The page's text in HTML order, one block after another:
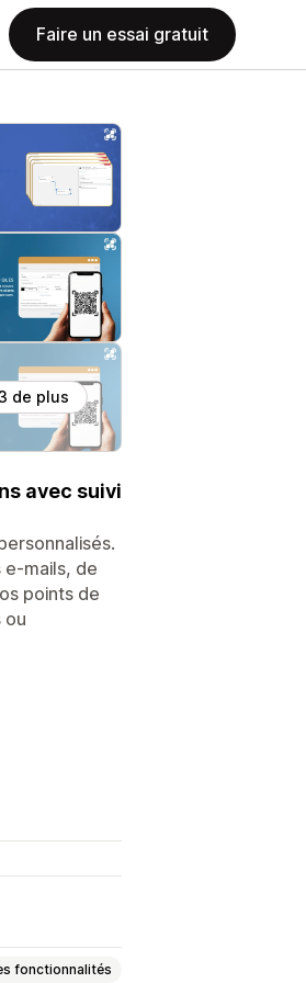
Faire un essai gratuit
de plus
avec suivi
e-mails, de
points de
ou
fonctionnalités